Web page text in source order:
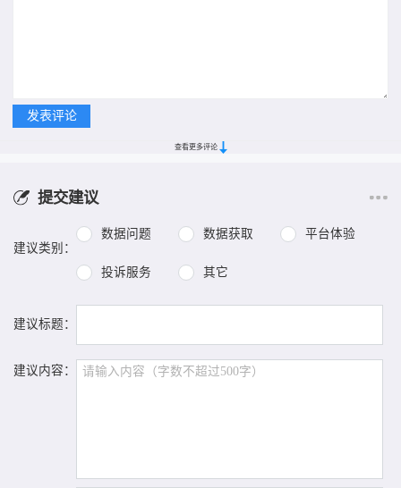
查看更多评论
提交建议
建议类别：
数据问题 数据获取 平台体验
投诉服务 其它
建议标题：
建议内容：